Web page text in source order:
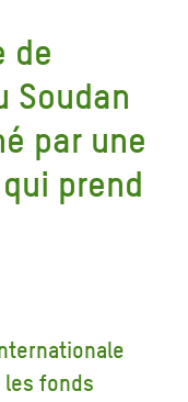
de
Soudan
par une
prend
fonds